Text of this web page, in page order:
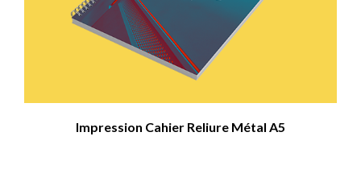
Impression Cahier Reliure Métal A5